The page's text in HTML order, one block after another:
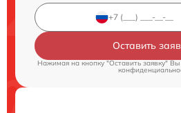
Оставить
Нажимая на кнопку "Оставить заявку"